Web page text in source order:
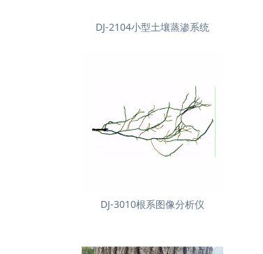
DJ-2104小型土壤蒸渗系统
DJ-3010根系图像分析仪